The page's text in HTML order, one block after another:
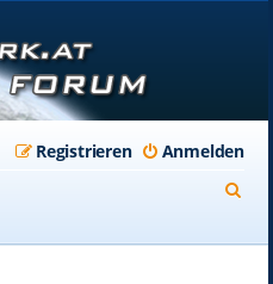
Anmelden
Registrieren